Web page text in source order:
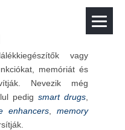
vagy
memóriát és
Nevezik még
pedig smart drugs
enhancers, memory